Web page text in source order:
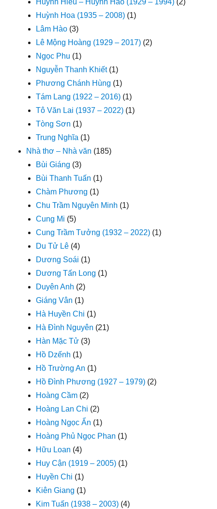
Huỳnh Hiếu – Huỳnh Háo (1929 – 1994) (2)
Huỳnh Hoa (1935 – 2008) (1)
Lâm Hào (3)
Lê Mộng Hoàng (1929 – 2017) (2)
Ngọc Phu (1)
Nguyễn Thanh Khiết(1)
Phương Chánh Hùng (1)
Tám Lang (1922 – 2016) (1)
Tô Văn Lai (1937 – 2022) (1)
Tòng Sơn (1)
Trung Nghĩa (1)
Nhà thơ – Nhà văn (185)
Bùi Giáng (3)
Bùi Thanh Tuấn (1)
Chàm Phương (1)
Chu Trầm Nguyên Minh (1)
Cung Mi (5)
Cung Trầm Tưởng (1932 – 2022) (1)
Du Tử Lê (4)
Dương Soái (1)
Dương Tấn Long (1)
Duyên Anh (2)
Giáng Vân (1)
Hà Huyền Chi (1)
Hà Đình Nguyên (21)
Hàn Mặc Tử (3)
Hồ Dzếnh (1)
Hồ Trường An (1)
Hồ Đình Phương (1927 – 1979) (2)
Hoàng Cầm (2)
Hoàng Lan Chi (2)
Hoàng Ngọc Ẩn (1)
Hoàng Phủ Ngọc Phan (1)
Hữu Loan (4)
Huy Cận (1919 – 2005) (1)
Huyền Chi (1)
Kiên Giang (1)
Kim Tuấn (1938 – 2003) (4)